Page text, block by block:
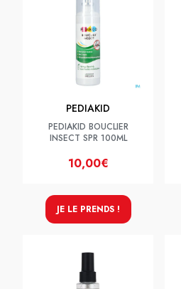
PEDIAKID
PEDIAKID BOUCLIER
INSECT SPR 100ML
10,00€
JE LE PRENDS !